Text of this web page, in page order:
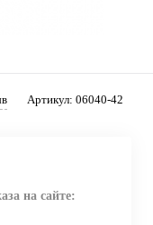
Артикул: 06040-42
на сайте: